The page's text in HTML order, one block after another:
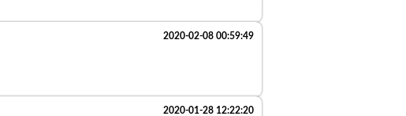
2020-02-08 00:59:49
2020-01-28 12:22:20